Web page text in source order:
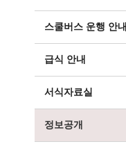
스쿨버스 운행 안내
급식 안내
서식자료실
정보공개